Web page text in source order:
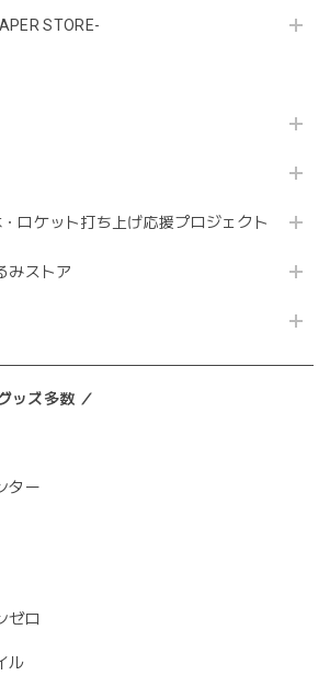
STORE-
ロケット打ち上げ応援プロジェクト
みストア
ッズ多数 ／
ター
ゼロ
ル